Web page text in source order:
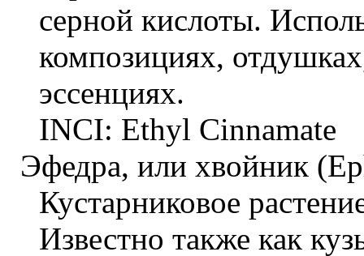
серной кислоты.
композициях,
эссенциях.
INCI: Ethyl Cinnamate
Эфедра, или хвойник
Кустарниковое
Известно также как